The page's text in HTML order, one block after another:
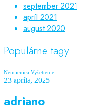
september 2021
apríl 2021
august 2020
Populárne tagy
Nemocnica Vyšetrenie
23 apríla, 2025
adriano